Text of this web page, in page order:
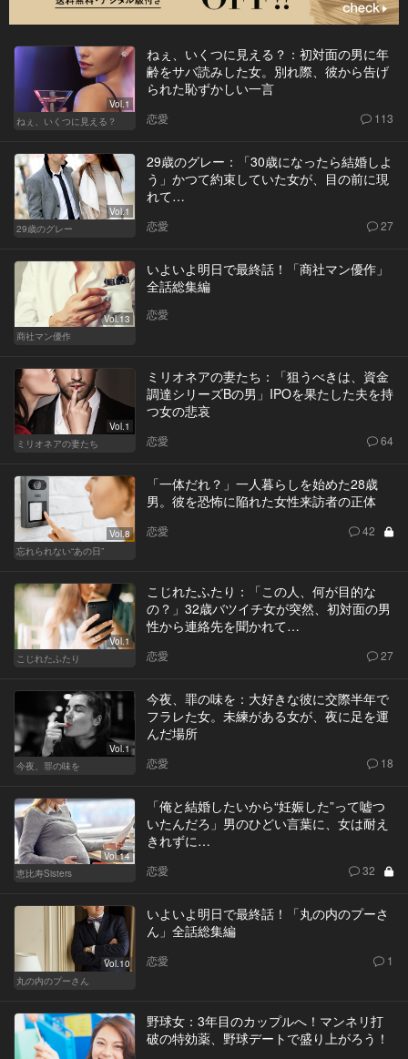
Vol.1
ねぇ、いくつに見える？
ねぇ、いくつに見える？：初対面の男に年
齢をサバ読みした女。別れ際、彼から告げ
られた恥ずかしい一言
恋愛 113
Vol.1
29歳のグレー
29歳のグレー：「30歳になったら結婚しよ
う」かつて約束していた女が、目の前に現
れて…
恋愛 27
Vol.13
商社マン優作
いよいよ明日で最終話！「商社マン優作」
全話総集編
恋愛
Vol.1
ミリオネアの妻たち
ミリオネアの妻たち：「狙うべきは、資金
調達シリーズBの男」IPOを果たした夫を持
つ女の悲哀
恋愛 64
Vol.8
忘れられない“あの日”
「一体だれ？」一人暮らしを始めた28歳
男。彼を恐怖に陥れた女性来訪者の正体
恋愛 42
Vol.1
こじれたふたり
こじれたふたり：「この人、何が目的な
の？」32歳バツイチ女が突然、初対面の男
性から連絡先を聞かれて…
恋愛 27
Vol.1
今夜、罪の味を
今夜、罪の味を：大好きな彼に交際半年で
フラレた女。未練がある女が、夜に足を運
んだ場所
恋愛 18
Vol.14
恵比寿Sisters
「俺と結婚したいから“妊娠した”って嘘つ
いたんだろ」男のひどい言葉に、女は耐え
きれずに…
恋愛 32
Vol.10
丸の内のプーさん
いよいよ明日で最終話！「丸の内のプーさ
ん」全話総集編
恋愛 1
野球女：3年目のカップルへ！マンネリ打
破の特効薬、野球デートで盛り上がろう！